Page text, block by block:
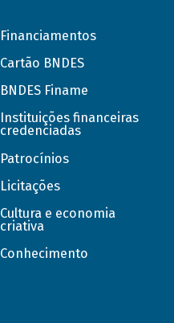
Financiamentos
Cartão BNDES
BNDES Finame
Instituições financeiras
credenciadas
Patrocínios
Licitações
Cultura e economia
criativa
Conhecimento